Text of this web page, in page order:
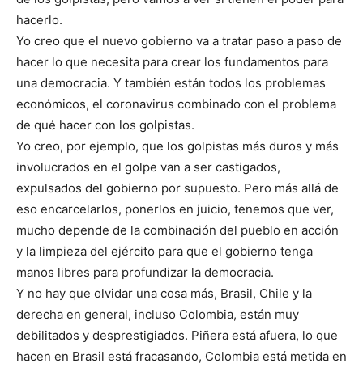
hacerlo.
Yo creo que el nuevo gobierno va a tratar paso a paso de
hacer lo que necesita para crear los fundamentos para
una democracia. Y también están todos los problemas
económicos, el coronavirus combinado con el problema
de qué hacer con los golpistas.
Yo creo, por ejemplo, que los golpistas más duros y más
involucrados en el golpe van a ser castigados,
expulsados del gobierno por supuesto. Pero más allá de
eso encarcelarlos, ponerlos en juicio, tenemos que ver,
mucho depende de la combinación del pueblo en acción
y la limpieza del ejército para que el gobierno tenga
manos libres para profundizar la democracia.
Y no hay que olvidar una cosa más, Brasil, Chile y la
derecha en general, incluso Colombia, están muy
debilitados y desprestigiados. Piñera está afuera, lo que
hacen en Brasil está fracasando, Colombia está metida en